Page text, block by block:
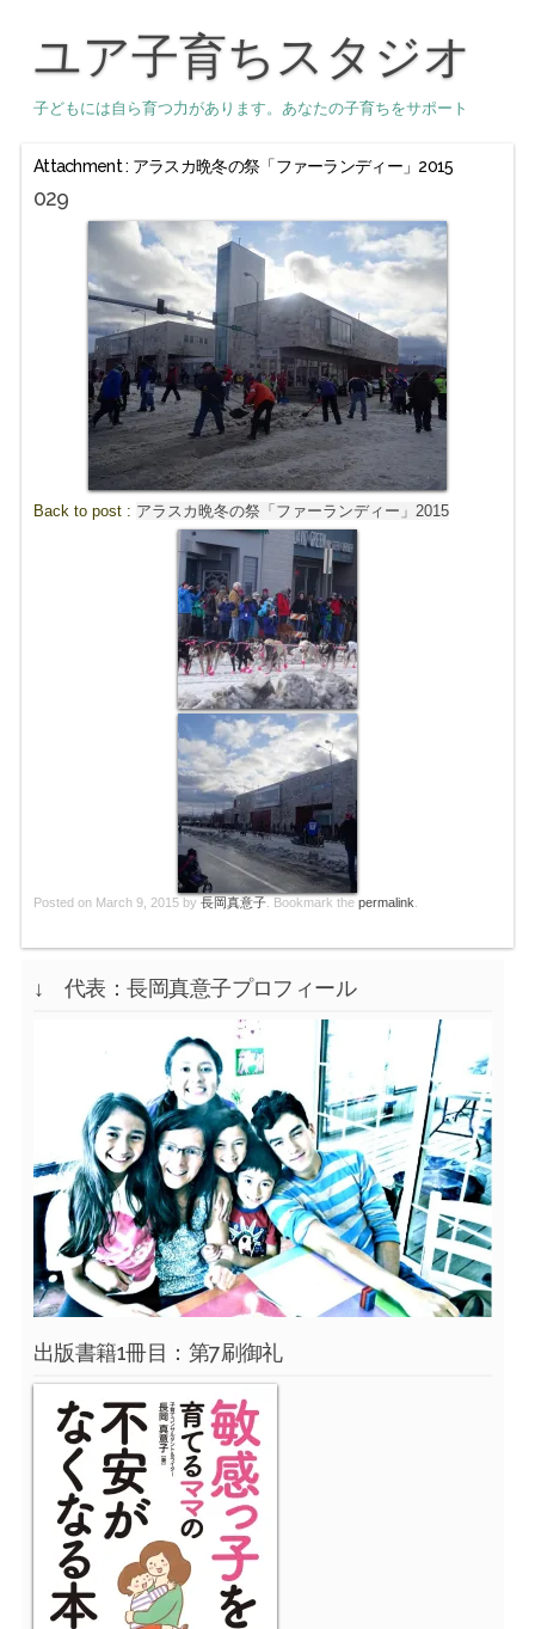
ユア子育ちスタジオ
子どもには自ら育つ力があります。あなたの子育ちをサポート
Attachment : アラスカ晩冬の祭「ファーランディー」2015
029
Back to post : アラスカ晩冬の祭「ファーランディー」2015
Posted on March 9, 2015 by 長岡真意子. Bookmark the permalink
↓ 代表：長岡真意子プロフィール
出版書籍1冊目：第7刷御礼